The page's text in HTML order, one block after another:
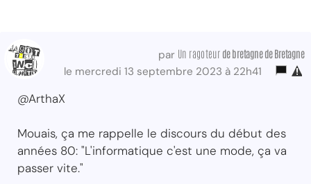
par Un ragoteur de bretagne de Bretagne
le mercredi 13 septembre 2023 à 22h41
@ArthaX
Mouais, ça me rappelle le discours du début des
années 80: "L'informatique c'est une mode, ça va
passer vite."